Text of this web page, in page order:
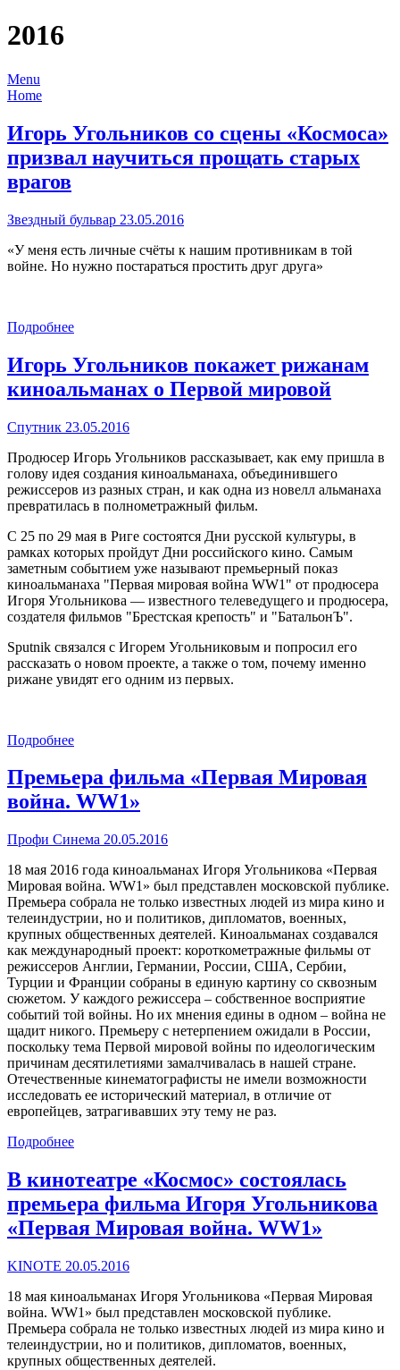
2016
Menu
Home
Игорь Угольников со сцены «Космоса»
призвал научиться прощать старых
врагов
Звездный бульвар 23.05.2016
«У меня есть личные счёты к нашим противникам в той
войне. Но нужно постараться простить друг друга»
Подробнее
Игорь Угольников покажет рижанам
киноальманах о Первой мировой
Спутник 23.05.2016
Продюсер Игорь Угольников рассказывает, как ему пришла в
голову идея создания киноальманаха, объединившего
режиссеров из разных стран, и как одна из новелл альманаха
превратилась в полнометражный фильм.
С 25 по 29 мая в Риге состоятся Дни русской культуры, в
рамках которых пройдут Дни российского кино. Самым
заметным событием уже называют премьерный показ
киноальманаха "Первая мировая война WW1" от продюсера
Игоря Угольникова — известного телеведущего и продюсера,
создателя фильмов "Брестская крепость" и "БатальонЪ".
Sputnik связался с Игорем Угольниковым и попросил его
рассказать о новом проекте, а также о том, почему именно
рижане увидят его одним из первых.
Подробнее
Премьера фильма «Первая Мировая
война. WW1»
Профи Синема 20.05.2016
18 мая 2016 года киноальманах Игоря Угольникова «Первая
Мировая война. WW1» был представлен московской публике.
Премьера собрала не только известных людей из мира кино и
телеиндустрии, но и политиков, дипломатов, военных,
крупных общественных деятелей. Киноальманах создавался
как международный проект: короткометражные фильмы от
режиссеров Англии, Германии, России, США, Сербии,
Турции и Франции собраны в единую картину со сквозным
сюжетом. У каждого режиссера – собственное восприятие
событий той войны. Но их мнения едины в одном – война не
щадит никого. Премьеру с нетерпением ожидали в России,
поскольку тема Первой мировой войны по идеологическим
причинам десятилетиями замалчивалась в нашей стране.
Отечественные кинематографисты не имели возможности
исследовать ее исторический материал, в отличие от
европейцев, затрагивавших эту тему не раз.
Подробнее
В кинотеатре «Космос» состоялась
премьера фильма Игоря Угольникова
«Первая Мировая война. WW1»
KINOTE 20.05.2016
18 мая киноальманах Игоря Угольникова «Первая Мировая
война. WW1» был представлен московской публике.
Премьера собрала не только известных людей из мира кино и
телеиндустрии, но и политиков, дипломатов, военных,
крупных общественных деятелей.